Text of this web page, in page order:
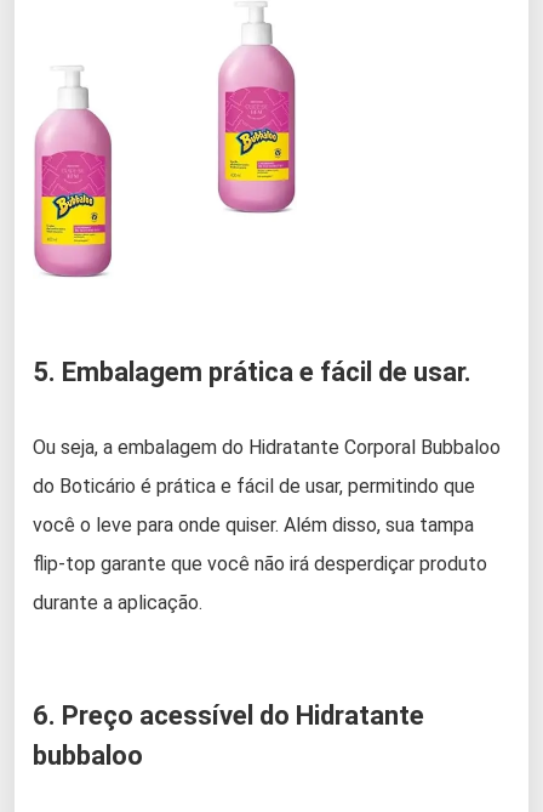
5. Embalagem prática e fácil de usar.
Ou seja, a embalagem do Hidratante Corporal Bubbaloo
do Boticário é prática e fácil de usar, permitindo que
você o leve para onde quiser. Além disso, sua tampa
flip-top garante que você não irá desperdiçar produto
durante a aplicação.
6. Preço acessível do Hidratante
bubbaloo